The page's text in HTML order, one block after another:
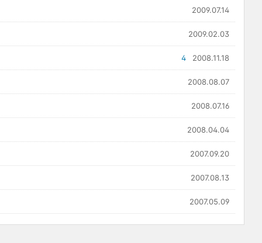
2009.07.14
2009.02.03
2008.11.18
4
2008.08.07
2008.07.16
2008.04.04
2007.09.20
2007.08.13
2007.05.09